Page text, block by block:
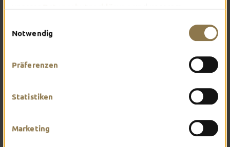
Notwendig
Präferenzen
Statistiken
Marketing